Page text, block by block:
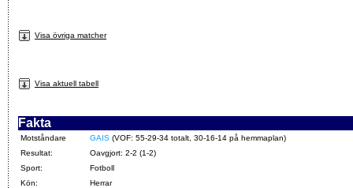
Visa övriga matcher
Visa aktuell tabell
Fakta
Motståndare GAIS (VOF: 55-29-34 totalt, 30-16-14 på hemmaplan)
Resultat:
Oavgjort: 2-2 (1-2)
Sport:
Fotboll
Kön:
Herrar